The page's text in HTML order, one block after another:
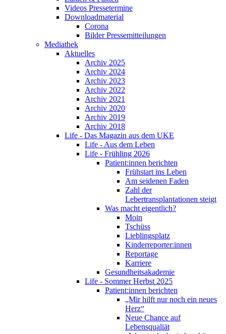
Videos Pressetermine
Downloadmaterial
Corona
Bilder Pressemitteilungen
Mediathek
Aktuelles
Archiv 2025
Archiv 2024
Archiv 2023
Archiv 2022
Archiv 2021
Archiv 2020
Archiv 2019
Archiv 2018
Life - Das Magazin aus dem UKE
Life - Aus dem Leben
Life - Frühling 2026
Patient:innen berichten
Frühstart ins Leben
Am seidenen Faden
Zahl der
Lebertransplantationen steigt
Was macht eigentlich?
Moin
Tschüss
Lieblingsplatz
Kinderreporter:innen
Reportage
Karriere
Gesundheitsakademie
Life - Sommer Herbst 2025
Patient:innen berichten
„Mir hilft nur noch ein neues
Herz“
Neue Chance auf
Lebensqualiät